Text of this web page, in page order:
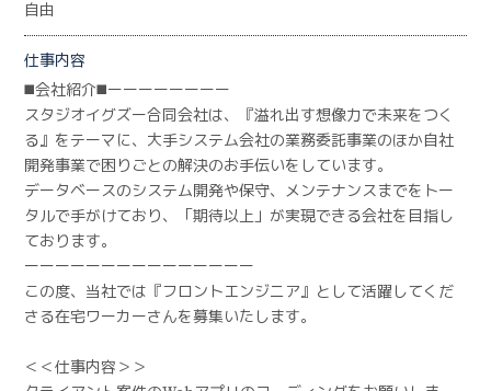
自由
仕事内容
◼️会社紹介◼️ーーーーーーーー
スタジオイグズー合同会社は、『溢れ出す想像力で未来をつく
る』をテーマに、大手システム会社の業務委託事業のほか自社
開発事業で困りごとの解決のお手伝いをしています。
データベースのシステム開発や保守、メンテナンスまでをトー
タルで手がけており、「期待以上」が実現できる会社を目指し
ております。
ーーーーーーーーーーーーーーー
この度、当社では『フロントエンジニア』として活躍してくだ
さる在宅ワーカーさんを募集いたします。
＜＜仕事内容＞＞